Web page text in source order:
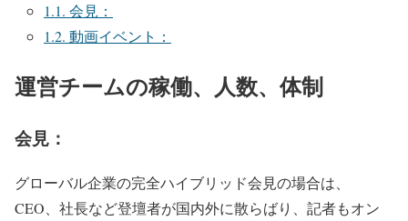
1.1. 会見：
1.2. 動画イベント：
運営チームの稼働、人数、体制
会見 ：
グローバル企業の完全ハイブリッド会見の場合は、
CEO、社長など登壇者が国内外に散らばり、記者もオン